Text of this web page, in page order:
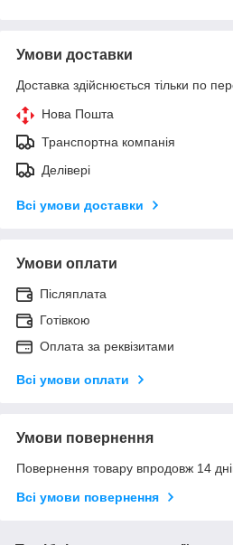
Умови доставки
Доставка здійснюється тільки по
Нова Пошта
Транспортна компанія
Делівері
Всі умови доставки
Умови оплати
Післяплата
Готівкою
Оплата за реквізитами
Всі умови оплати
Умови повернення
Повернення товару впродовж 14
Всі умови повернення